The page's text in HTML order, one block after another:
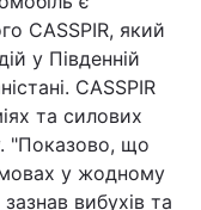
СASSPIR, який
у Південній
СASSPIR
та силових
"Показово, що
у жодному
вибухів та